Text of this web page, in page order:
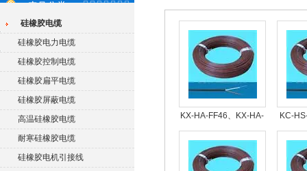
硅橡胶电缆
硅橡胶电力电缆
硅橡胶控制电缆
硅橡胶扁平电缆
硅橡胶屏蔽电缆
高温硅橡胶电缆
耐寒硅橡胶电缆
硅橡胶电机引接线
KX-HA-FF46、KX-HA-
FF46RP、ZR-KXFF
KC-